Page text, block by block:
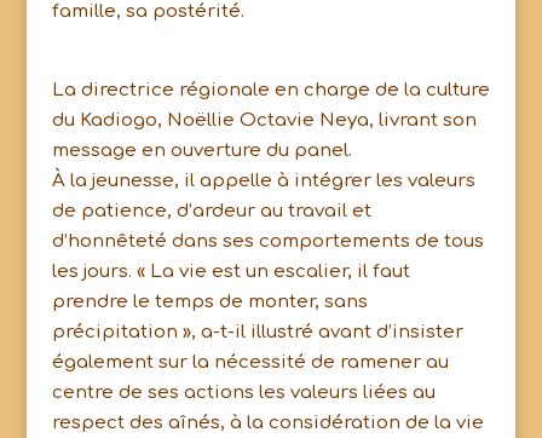
famille, sa postérité.
La directrice régionale en charge de la culture
du Kadiogo, Noëllie Octavie Neya, livrant son
message en ouverture du panel.
À la jeunesse, il appelle à intégrer les valeurs
de patience, d’ardeur au travail et
d’honnêteté dans ses comportements de tous
les jours. « La vie est un escalier, il faut
prendre le temps de monter, sans
précipitation », a-t-il illustré avant d’insister
également sur la nécessité de ramener au
centre de ses actions les valeurs liées au
respect des aînés, à la considération de la vie